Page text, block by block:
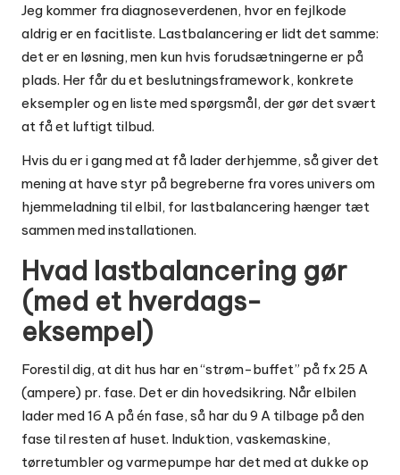
Jeg kommer fra diagnoseverdenen, hvor en fejlkode
aldrig er en facitliste. Lastbalancering er lidt det samme:
det er en løsning, men kun hvis forudsætningerne er på
plads. Her får du et beslutningsframework, konkrete
eksempler og en liste med spørgsmål, der gør det svært
at få et luftigt tilbud.
Hvis du er i gang med at få lader derhjemme, så giver det
mening at have styr på begreberne fra vores univers om
hjemmeladning til elbil, for lastbalancering hænger tæt
sammen med installationen.
Hvad lastbalancering gør
(med et hverdags-
eksempel)
Forestil dig, at dit hus har en “strøm-buffet” på fx 25 A
(ampere) pr. fase. Det er din hovedsikring. Når elbilen
lader med 16 A på én fase, så har du 9 A tilbage på den
fase til resten af huset. Induktion, vaskemaskine,
tørretumbler og varmepumpe har det med at dukke op